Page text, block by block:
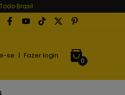
Brasil
se | Fazer login
0